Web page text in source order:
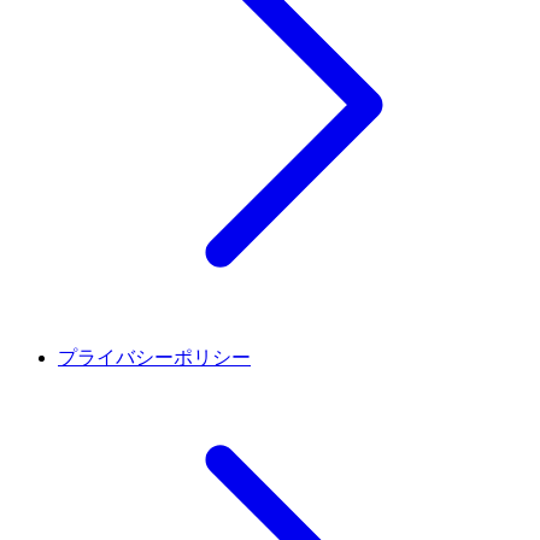
プライバシーポリシー